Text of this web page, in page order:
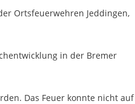
Ortsfeuerwehren Jeddingen,
in der Bremer
Das Feuer konnte nicht auf